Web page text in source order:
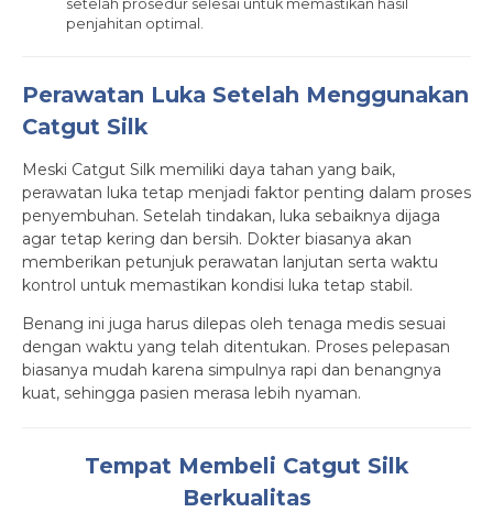
setelah prosedur selesai untuk memastikan hasil
penjahitan optimal.
Perawatan Luka Setelah Menggunakan
Catgut Silk
Meski Catgut Silk memiliki daya tahan yang baik,
perawatan luka tetap menjadi faktor penting dalam proses
penyembuhan. Setelah tindakan, luka sebaiknya dijaga
agar tetap kering dan bersih. Dokter biasanya akan
memberikan petunjuk perawatan lanjutan serta waktu
kontrol untuk memastikan kondisi luka tetap stabil.
Benang ini juga harus dilepas oleh tenaga medis sesuai
dengan waktu yang telah ditentukan. Proses pelepasan
biasanya mudah karena simpulnya rapi dan benangnya
kuat, sehingga pasien merasa lebih nyaman.
Tempat Membeli Catgut Silk
Berkualitas